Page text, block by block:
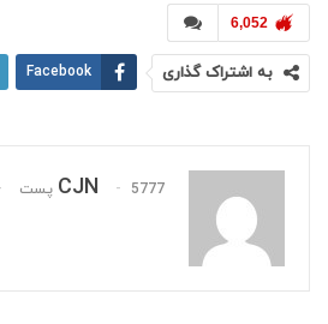
6,052
به اشتراک گذاری Facebook
CJN 5777 پست